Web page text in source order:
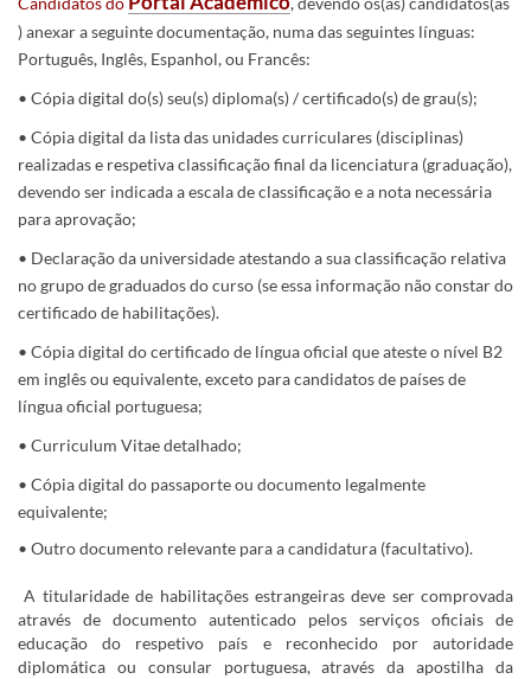
) anexar a seguinte documentação, numa das seguintes línguas:
Português, Inglês, Espanhol, ou Francês:
• Cópia digital d​​o(s) seu(s) diploma(s) / certificado(s) de grau(s);
• Cópia digital da lista das unidades curriculares (disciplinas)
realizadas e respetiva classificação final da licenciatura (graduação),
devendo ser indicada a escala de classifica​​​ção e a nota necessária
para aprovação;
• Decla​​ração da universidade atestando a sua classificação relativa
no grupo de graduados do curso (se essa informação não constar do
certificado de habilitações).
• Cópia di​​​gital do certificado de língua oficial que ateste o nível B2
em inglês ou equivalente, exceto para candidatos de países de
língua oficial portuguesa;
• Cu​​rriculum Vitae detalhado;
• Cópia digital do passaporte ou documento legalmente
equivalente;
• Outro documento relevante para a candidatura (facultativo).
A titularidade de habilitações estrangeiras deve ser comprovada
através de documento autenticado pelos serviços oficiais de
educação do respetivo país e reconhecido por autoridade
diplomática ou consular portuguesa, através da apostilha da